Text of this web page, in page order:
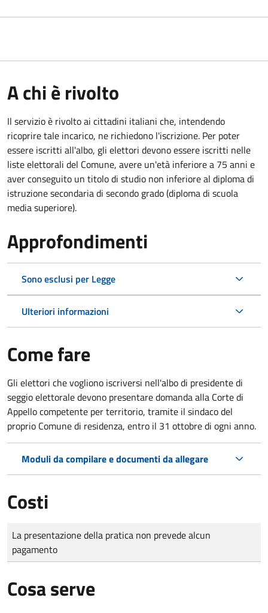
A chi è rivolto
Il servizio è rivolto ai cittadini italiani che, intendendo
ricoprire tale incarico, ne richiedono l'iscrizione. Per poter
essere iscritti all'albo, gli elettori devono essere iscritti nelle
liste elettorali del Comune, avere un'età inferiore a 75 anni e
aver conseguito un titolo di studio non inferiore al diploma di
istruzione secondaria di secondo grado (diploma di scuola
media superiore).
Approfondimenti
Sono esclusi per Legge
Ulteriori informazioni
Come fare
Gli elettori che vogliono iscriversi nell'albo di presidente di
seggio elettorale devono presentare domanda alla Corte di
Appello competente per territorio, tramite il sindaco del
proprio Comune di residenza, entro il 31 ottobre di ogni anno.
Moduli da compilare e documenti da allegare
Costi
Tipo di pagamento
Importo
La presentazione della pratica non prevede alcun
pagamento
Cosa serve